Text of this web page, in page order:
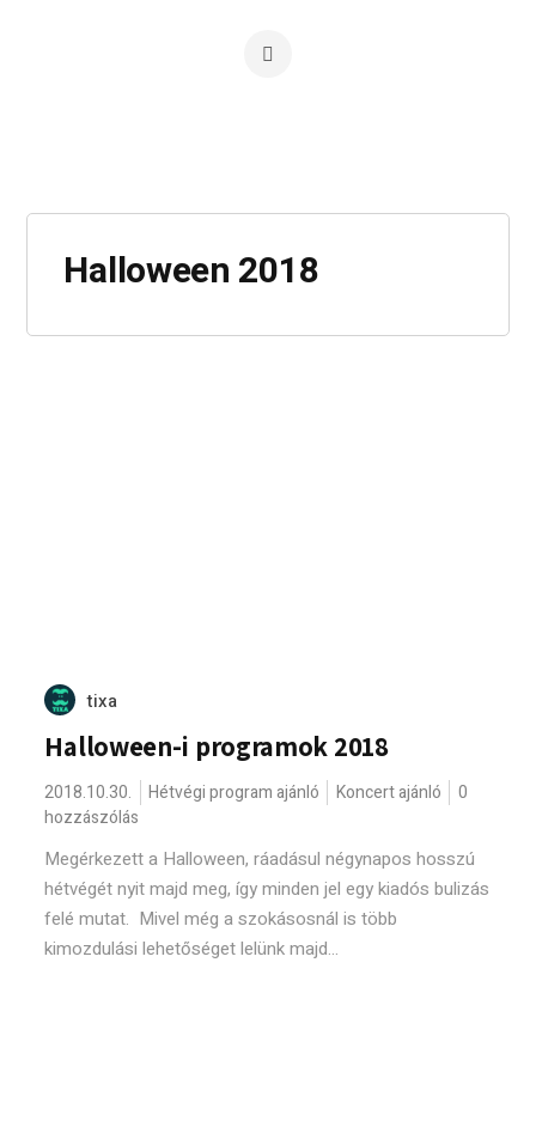
Halloween 2018
tixa
Halloween-i programok 2018
2018.10.30. Hétvégi program ajánló Koncert ajánló
0
hozzászólás
Megérkezett a Halloween, ráadásul négynapos hosszú
hétvégét nyit majd meg, így minden jel egy kiadós bulizás
felé mutat. Mivel még a szokásosnál is több
kimozdulási lehetőséget lelünk majd...